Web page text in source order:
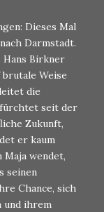
Dieses Mal
Darmstadt.
Birkner
brutale Weise
die
seit der
Zukunft,
er kaum
wendet,
seinen
Chance, sich
und ihrem